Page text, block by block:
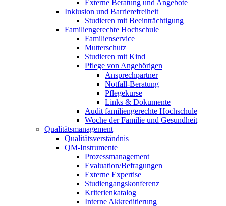
Externe Beratung und Angebote
Inklusion und Barrierefreiheit
Studieren mit Beeinträchtigung
Familiengerechte Hochschule
Familienservice
Mutterschutz
Studieren mit Kind
Pflege von Angehörigen
Ansprechpartner
Notfall-Beratung
Pflegekurse
Links & Dokumente
Audit familiengerechte Hochschule
Woche der Familie und Gesundheit
Qualitätsmanagement
Qualitätsverständnis
QM-Instrumente
Prozessmanagement
Evaluation/Befragungen
Externe Expertise
Studiengangskonferenz
Kriterienkatalog
Interne Akkreditierung